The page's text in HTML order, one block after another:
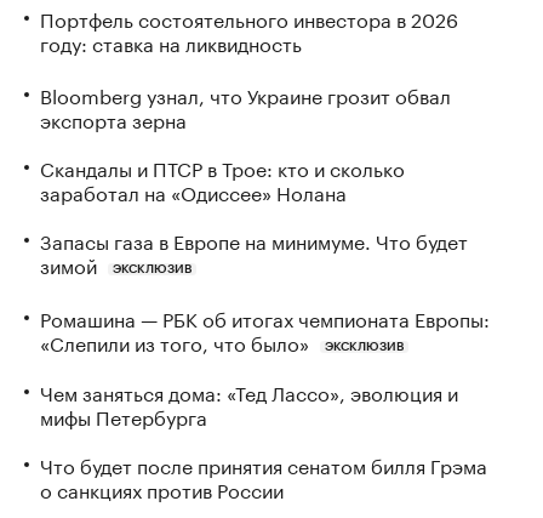
Портфель состоятельного инвестора в 2026
году: ставка на ликвидность
Bloomberg узнал, что Украине грозит обвал
экспорта зерна
Скандалы и ПТСР в Трое: кто и сколько
заработал на «Одиссее» Нолана
Запасы газа в Европе на минимуме. Что будет
зимой
ЭКСКЛЮЗИВ
Ромашина — РБК об итогах чемпионата Европы:
«Слепили из того, что было»
ЭКСКЛЮЗИВ
Чем заняться дома: «Тед Лассо», эволюция и
мифы Петербурга
Что будет после принятия сенатом билля Грэма
о санкциях против России